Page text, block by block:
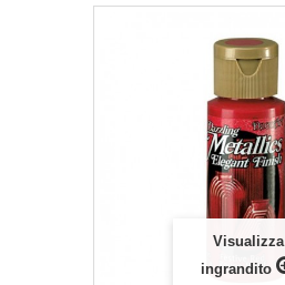
Visualizza
ingrandito